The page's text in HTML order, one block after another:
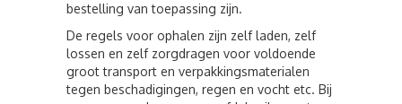
bestelling van toepassing zijn.
De regels voor ophalen zijn zelf laden, zelf
lossen en zelf zorgdragen voor voldoende
groot transport en verpakkingsmaterialen
tegen beschadigingen, regen en vocht etc. Bij